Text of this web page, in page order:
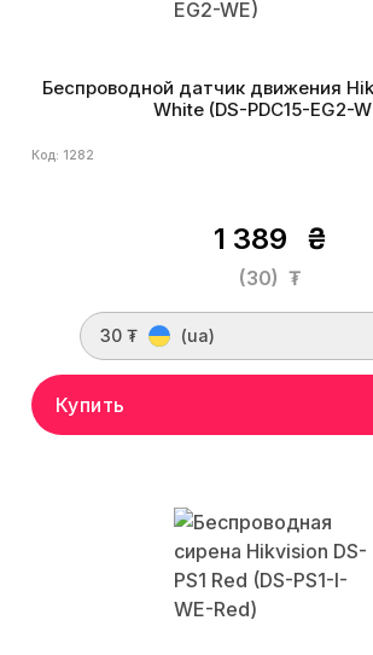
Беспроводной датчик движения
White (DS-PDC15-EG2-
Код: 1282
1 389 ₴
(30) ₮
30 ₮ (ua)
Купить